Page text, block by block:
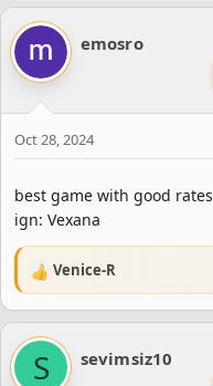
emosro
Oct 28, 2024
best game with good rates
ign: Vexana
R
e
c
t
Venice-R
S sevimsiz10